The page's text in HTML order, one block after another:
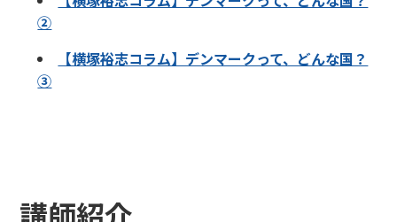
②
【横塚裕志コラム】デンマークって、どんな国？
③
講師紹介